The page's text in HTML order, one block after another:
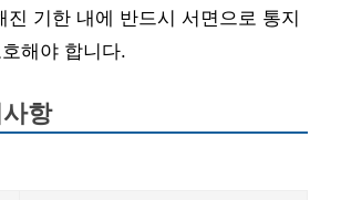
진 기한 내에 반드시 서면으로 통지
해야 합니다.
항